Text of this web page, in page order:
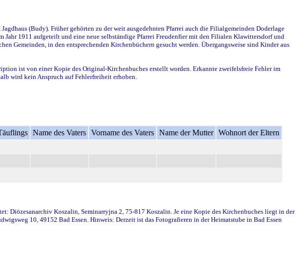
(Budy). Früher gehörten zu der weit ausgedehnten Pfarrei auch die Filialgemeinden Doderlage
1911 aufgeteilt und eine neue selbständige Pfarrei Freudenfier mit den Filialen Klawittersdorf und
Gemeinden, in den entsprechenden Kirchenbüchern gesucht werden. Übergangsweise sind Kinder aus
ist von einer Kopie des Original-Kirchenbuches erstellt worden. Erkannte zweifelsfreie Fehler im
wird kein Anspruch auf Fehlerfreiheit erhoben.
Name des Vaters Vorname des Vaters Name der Mutter Wohnort der Eltern
Diözesanarchiv Koszalin, Seminarryjna 2, 75-817 Koszalin. Je eine Kopie des Kirchenbuches liegt in der
10, 49152 Bad Essen. Hinweis: Derzeit ist das Fotografieren in der Heimatstube in Bad Essen